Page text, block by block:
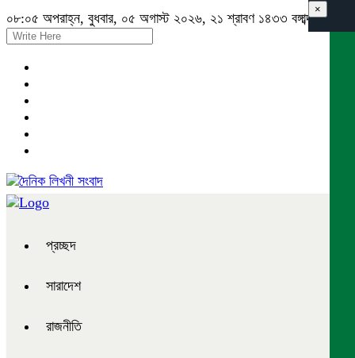
০৮:০৫ অপরাহ্ন, বুধবার, ০৫ অগাস্ট ২০২৬, ২১ শ্রাবণ ১৪৩৩ বঙ্গাব্দ
প্রচ্ছদ
সারাদেশ
রাজনীতি
×